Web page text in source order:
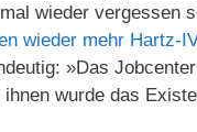
wieder vergessen
wieder mehr Hartz-
»Das
wurde das